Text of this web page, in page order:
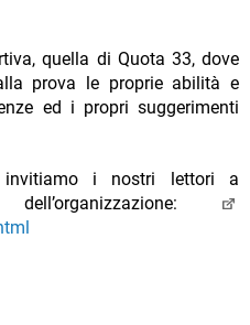
quella di Quota 33, dove
prova le proprie abilità e
ed i propri suggerimenti
invitiamo i nostri lettori a